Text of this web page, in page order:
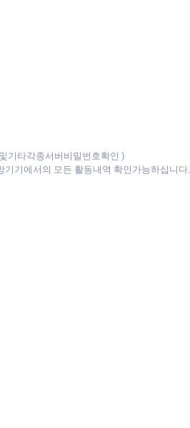
기타각종서버비밀번호확인 )
기에서의 모든 활동내역 확인가능하십니다.